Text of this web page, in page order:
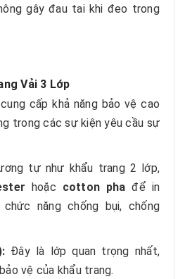
gây đau tai khi đeo trong
Vải 3 Lớp
cấp khả năng bảo vệ cao
trong các sự kiện yêu cầu sự
tự như khẩu trang 2 lớp,
hoặc cotton pha để in
năng chống bụi, chống
Đây là lớp quan trọng nhất,
vệ của khẩu trang.